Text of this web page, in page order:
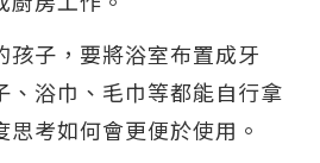
孩子，要將浴室布置成牙
、浴巾、毛巾等都能自行拿
思考如何會更便於使用。